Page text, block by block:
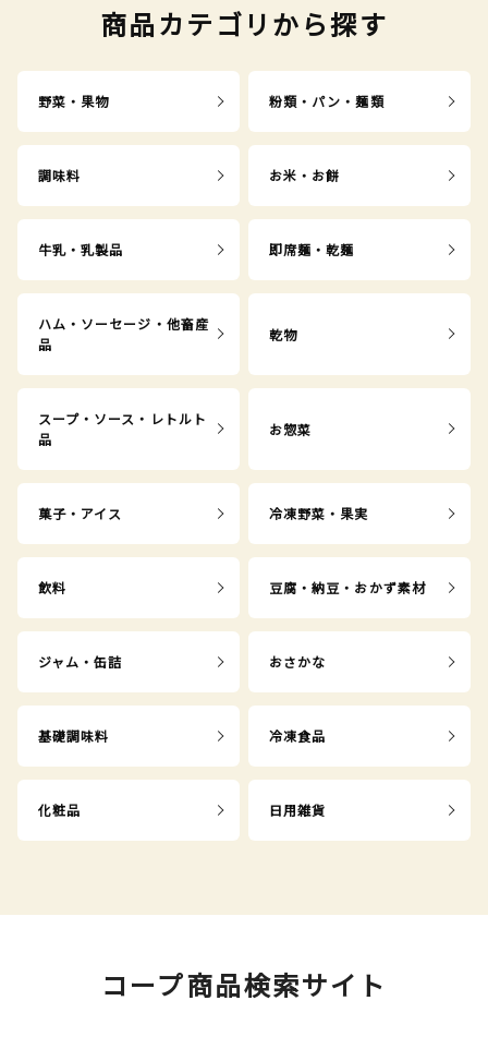
商品カテゴリから探す
野菜・果物 粉類・パン・麺類
調味料 お米・お餅
牛乳・乳製品 即席麺・乾麺
ハム・ソーセージ・他畜産
品
乾物
スープ・ソース・レトルト
品
お惣菜
菓子・アイス 冷凍野菜・果実
飲料 豆腐・納豆・おかず素材
ジャム・缶詰 おさかな
基礎調味料 冷凍食品
化粧品 日用雑貨
コープ商品検索サイト